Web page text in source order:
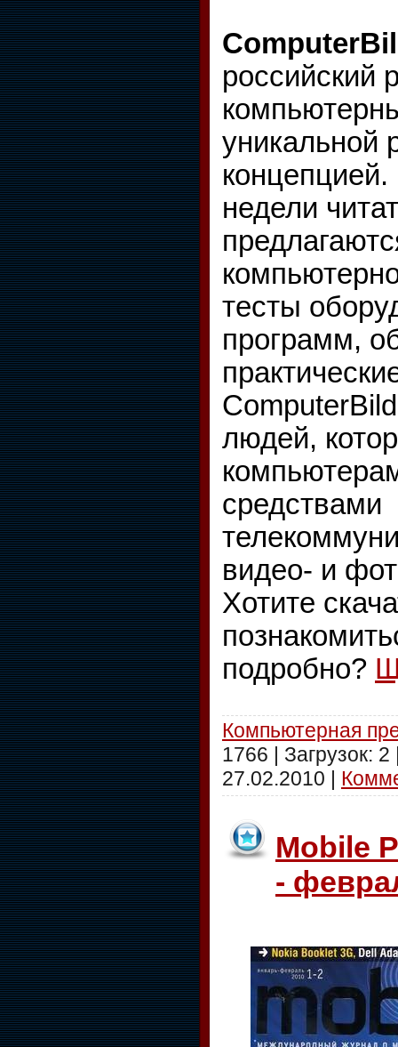
российский
уникальной
недели
тесты
программ,
людей,
средствами
видео- и
Хотите
подробно?
Компьютерная
1766 | Загрузок:
27.02.2010 |
Mobile
-